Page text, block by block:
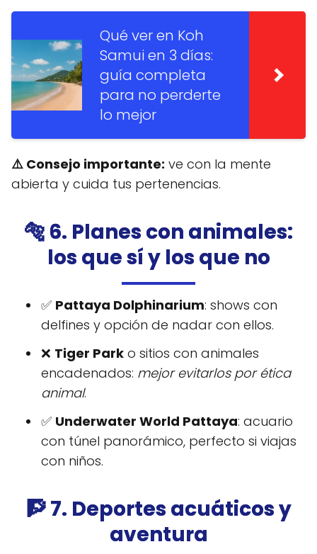
Qué ver en Koh
Samui en 3 días:
guía completa
para no perderte
lo mejor
⚠️ Consejo importante: ve con la mente
abierta y cuida tus pertenencias.
🐅 6. Planes con animales:
los que sí y los que no
✅ Pattaya Dolphinarium: shows con
delfines y opción de nadar con ellos.
❌ Tiger Park o sitios con animales
encadenados: mejor evitarlos por ética
animal.
✅ Underwater World Pattaya: acuario
con túnel panorámico, perfecto si viajas
con niños.
🧗 7. Deportes acuáticos y
aventura